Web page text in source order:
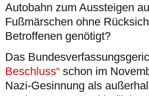
Autobahn zum Aussteigen
Fußmärschen ohne
Betroffenen genötigt?
Das
Beschluss“ schon im
Nazi-Gesinnung als